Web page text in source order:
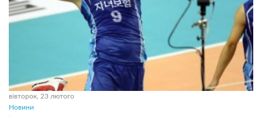
вівторок, 23 лютого
Новини